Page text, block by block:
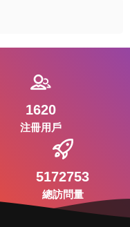
1620
注冊用戶
5172753
總訪問量